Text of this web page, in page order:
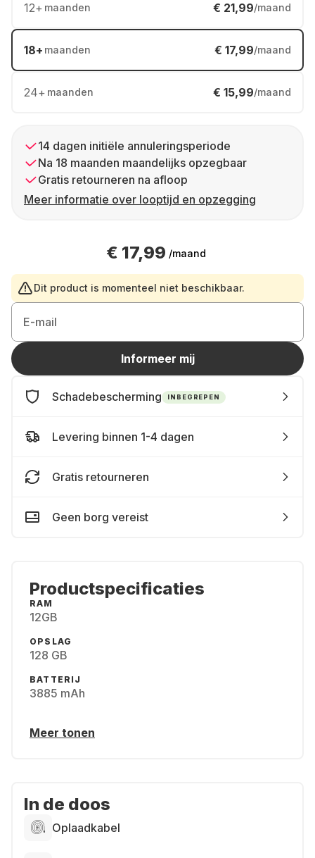
12+ maanden € 21,99/maand
18+ maanden € 17,99/maand
24+ maanden € 15,99/maand
14 dagen initiële annuleringsperiode
Na 18 maanden maandelijks opzegbaar
Gratis retourneren na afloop
Meer informatie over looptijd en opzegging
€ 17,99 /maand
Dit product is momenteel niet beschikbaar.
E-mail
Informeer mij
Schadebescherming INBEGREPEN
Levering binnen 1-4 dagen
Gratis retourneren
Geen borg vereist
Productspecificaties
RAM
12GB
OPSLAG
128 GB
BATTERIJ
3885 mAh
Meer tonen
In de doos
Oplaadkabel